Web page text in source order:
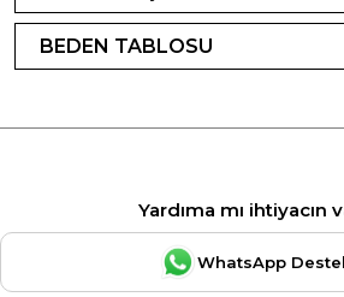
BEDEN TABLOSU
Yardıma mı ihtiyacın
WhatsApp